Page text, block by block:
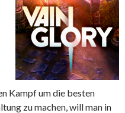
Kampf um die besten
zu machen, will man in